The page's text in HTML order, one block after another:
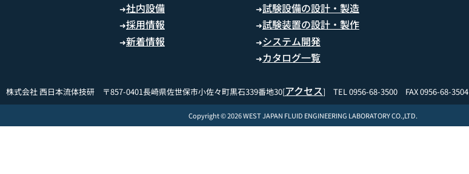
➜社内設備
➜採用情報
➜新着情報
➜試験設備の設計・製造
➜試験装置の設計・製作
➜システム開発
➜カタログ一覧
株式会社 西日本流体技研 〒857-0401長崎県佐世保市小佐々町黒石339番地30[アクセス] TEL 0956-68-3500 FAX 0956-68-3504
Copyright © 2026 WEST JAPAN FLUID ENGINEERING LABORATORY CO.,LTD.